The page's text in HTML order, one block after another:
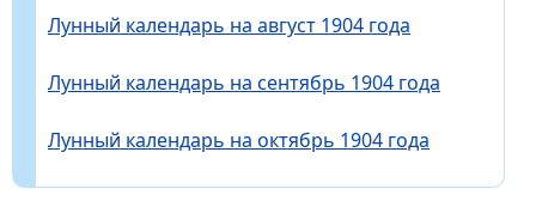
Лунный календарь на август 1904 года
Лунный календарь на сентябрь 1904 года
Лунный календарь на октябрь 1904 года